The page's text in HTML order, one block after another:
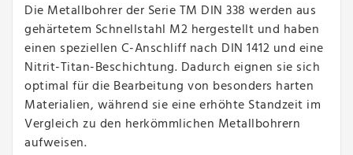
Die Metallbohrer der Serie TM DIN 338 werden aus
gehärtetem Schnellstahl M2 hergestellt und haben
einen speziellen C-Anschliff nach DIN 1412 und eine
Nitrit-Titan-Beschichtung. Dadurch eignen sie sich
optimal für die Bearbeitung von besonders harten
Materialien, während sie eine erhöhte Standzeit im
Vergleich zu den herkömmlichen Metallbohrern
aufweisen.